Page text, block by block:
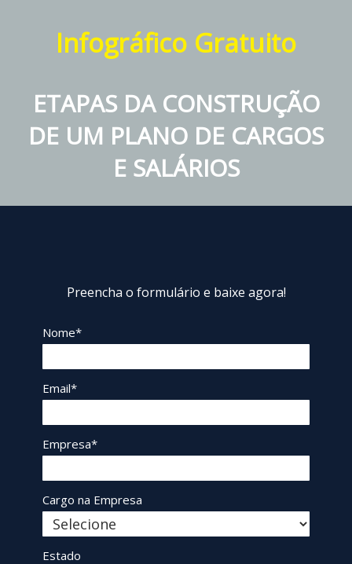
Infográfico Gratuito
ETAPAS DA CONSTRUÇÃO
DE UM PLANO DE CARGOS
E SALÁRIOS
Preencha o formulário e baixe agora!
Nome*
Email*
Empresa*
Cargo na Empresa
Estado